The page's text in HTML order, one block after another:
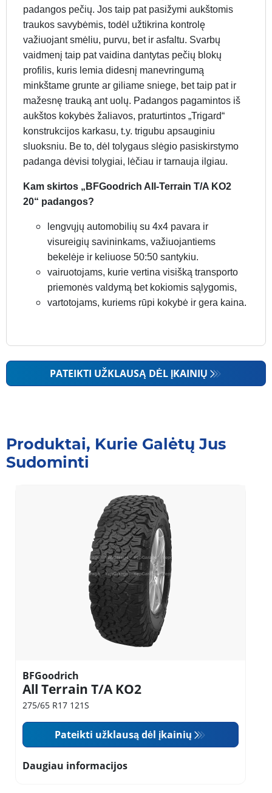
padangos pečių. Jos taip pat pasižymi aukštomis
traukos savybėmis, todėl užtikrina kontrolę
važiuojant smėliu, purvu, bet ir asfaltu. Svarbų
vaidmenį taip pat vaidina dantytas pečių blokų
profilis, kuris lemia didesnį manevringumą
minkštame grunte ar giliame sniege, bet taip pat ir
mažesnę trauką ant uolų. Padangos pagamintos iš
aukštos kokybės žaliavos, praturtintos „Trigard“
konstrukcijos karkasu, t.y. trigubu apsauginiu
sluoksniu. Be to, dėl tolygaus slėgio pasiskirstymo
padanga dėvisi tolygiai, lėčiau ir tarnauja ilgiau.
Kam skirtos „BFGoodrich All-Terrain T/A KO2
20“ padangos?
lengvųjų automobilių su 4x4 pavara ir
visureigių savininkams, važiuojantiems
bekelėje ir keliuose 50:50 santykiu.
vairuotojams, kurie vertina visišką transporto
priemonės valdymą bet kokiomis sąlygomis,
vartotojams, kuriems rūpi kokybė ir gera kaina.
PATEIKTI UŽKLAUSĄ DĖL ĮKAINIŲ
Produktai, Kurie Galėtų Jus
Sudominti
BFGoodrich
All Terrain T/A KO2
275/65 R17 121S
Pateikti užklausą dėl įkainių
Daugiau informacijos